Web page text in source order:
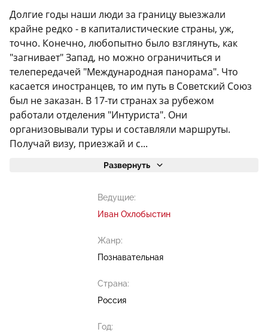
Долгие годы наши люди за границу выезжали
крайне редко - в капиталистические страны, уж,
точно. Конечно, любопытно было взглянуть, как
"загнивает" Запад, но можно ограничиться и
телепередачей "Международная панорама". Что
касается иностранцев, то им путь в Советский Союз
был не заказан. В 17-ти странах за рубежом
работали отделения "Интуриста". Они
организовывали туры и составляли маршруты.
Получай визу, приезжай и с...
Развернуть
Ведущие:
Иван Охлобыстин
Жанр:
Познавательная
Страна:
Россия
Год: